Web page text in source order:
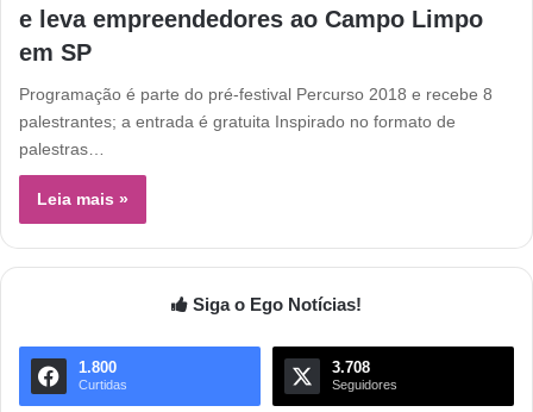
e leva empreendedores ao Campo Limpo
em SP
Programação é parte do pré-festival Percurso 2018 e recebe 8
palestrantes; a entrada é gratuita Inspirado no formato de
palestras…
Leia mais »
Siga o Ego Notícias!
1.800
Curtidas
3.708
Seguidores